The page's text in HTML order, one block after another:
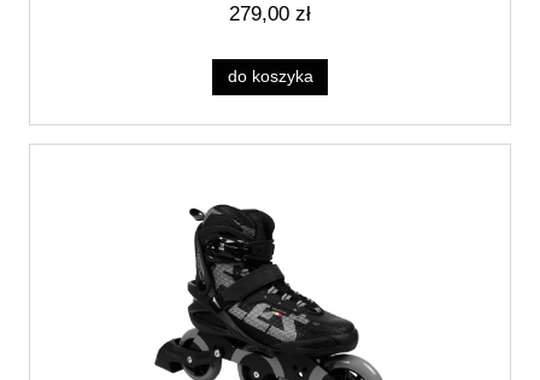
279,00 zł
do koszyka